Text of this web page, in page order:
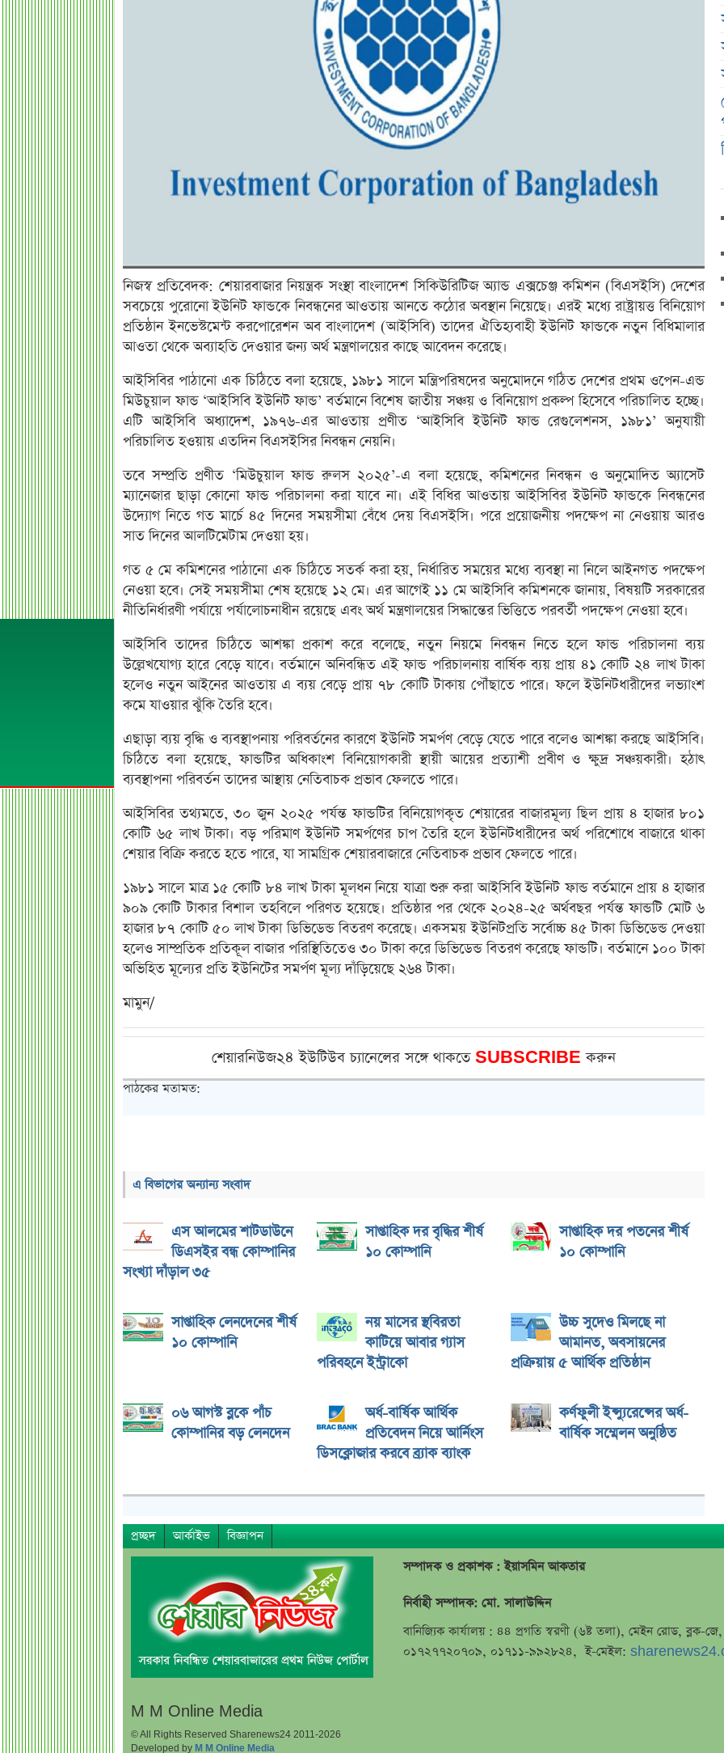
নিজস্ব প্রতিবেদক: শেয়ারবাজার নিয়ন্ত্রক সংস্থা বাংলাদেশ সিকিউরিটিজ অ্যান্ড এক্সচেঞ্জ কমিশন (বিএসইসি) দেশের
সবচেয়ে পুরোনো ইউনিট ফান্ডকে নিবন্ধনের আওতায় আনতে কঠোর অবস্থান নিয়েছে। এরই মধ্যে রাষ্ট্রায়ত্ত বিনিয়োগ
প্রতিষ্ঠান ইনভেস্টমেন্ট করপোরেশন অব বাংলাদেশ (আইসিবি) তাদের ঐতিহ্যবাহী ইউনিট ফান্ডকে নতুন বিধিমালার
আওতা থেকে অব্যাহতি দেওয়ার জন্য অর্থ মন্ত্রণালয়ের কাছে আবেদন করেছে।
আইসিবির পাঠানো এক চিঠিতে বলা হয়েছে, ১৯৮১ সালে মন্ত্রিপরিষদের অনুমোদনে গঠিত দেশের প্রথম ওপেন-এন্ড
মিউচুয়াল ফান্ড ‘আইসিবি ইউনিট ফান্ড’ বর্তমানে বিশেষ জাতীয় সঞ্চয় ও বিনিয়োগ প্রকল্প হিসেবে পরিচালিত হচ্ছে।
এটি আইসিবি অধ্যাদেশ, ১৯৭৬-এর আওতায় প্রণীত ‘আইসিবি ইউনিট ফান্ড রেগুলেশনস, ১৯৮১’ অনুযায়ী
পরিচালিত হওয়ায় এতদিন বিএসইসির নিবন্ধন নেয়নি।
তবে সম্প্রতি প্রণীত ‘মিউচুয়াল ফান্ড রুলস ২০২৫’-এ বলা হয়েছে, কমিশনের নিবন্ধন ও অনুমোদিত অ্যাসেট
ম্যানেজার ছাড়া কোনো ফান্ড পরিচালনা করা যাবে না। এই বিধির আওতায় আইসিবির ইউনিট ফান্ডকে নিবন্ধনের
উদ্যোগ নিতে গত মার্চে ৪৫ দিনের সময়সীমা বেঁধে দেয় বিএসইসি। পরে প্রয়োজনীয় পদক্ষেপ না নেওয়ায় আরও
সাত দিনের আলটিমেটাম দেওয়া হয়।
গত ৫ মে কমিশনের পাঠানো এক চিঠিতে সতর্ক করা হয়, নির্ধারিত সময়ের মধ্যে ব্যবস্থা না নিলে আইনগত পদক্ষেপ
নেওয়া হবে। সেই সময়সীমা শেষ হয়েছে ১২ মে। এর আগেই ১১ মে আইসিবি কমিশনকে জানায়, বিষয়টি সরকারের
নীতিনির্ধারণী পর্যায়ে পর্যালোচনাধীন রয়েছে এবং অর্থ মন্ত্রণালয়ের সিদ্ধান্তের ভিত্তিতে পরবর্তী পদক্ষেপ নেওয়া হবে।
আইসিবি তাদের চিঠিতে আশঙ্কা প্রকাশ করে বলেছে, নতুন নিয়মে নিবন্ধন নিতে হলে ফান্ড পরিচালনা ব্যয়
উল্লেখযোগ্য হারে বেড়ে যাবে। বর্তমানে অনিবন্ধিত এই ফান্ড পরিচালনায় বার্ষিক ব্যয় প্রায় ৪১ কোটি ২৪ লাখ টাকা
হলেও নতুন আইনের আওতায় এ ব্যয় বেড়ে প্রায় ৭৮ কোটি টাকায় পৌঁছাতে পারে। ফলে ইউনিটধারীদের লভ্যাংশ
কমে যাওয়ার ঝুঁকি তৈরি হবে।
এছাড়া ব্যয় বৃদ্ধি ও ব্যবস্থাপনায় পরিবর্তনের কারণে ইউনিট সমর্পণ বেড়ে যেতে পারে বলেও আশঙ্কা করছে আইসিবি।
চিঠিতে বলা হয়েছে, ফান্ডটির অধিকাংশ বিনিয়োগকারী স্থায়ী আয়ের প্রত্যাশী প্রবীণ ও ক্ষুদ্র সঞ্চয়কারী। হঠাৎ
ব্যবস্থাপনা পরিবর্তন তাদের আস্থায় নেতিবাচক প্রভাব ফেলতে পারে।
আইসিবির তথ্যমতে, ৩০ জুন ২০২৫ পর্যন্ত ফান্ডটির বিনিয়োগকৃত শেয়ারের বাজারমূল্য ছিল প্রায় ৪ হাজার ৮০১
কোটি ৬৫ লাখ টাকা। বড় পরিমাণ ইউনিট সমর্পণের চাপ তৈরি হলে ইউনিটধারীদের অর্থ পরিশোধে বাজারে থাকা
শেয়ার বিক্রি করতে হতে পারে, যা সামগ্রিক শেয়ারবাজারে নেতিবাচক প্রভাব ফেলতে পারে।
১৯৮১ সালে মাত্র ১৫ কোটি ৮৪ লাখ টাকা মূলধন নিয়ে যাত্রা শুরু করা আইসিবি ইউনিট ফান্ড বর্তমানে প্রায় ৪ হাজার
৯০৯ কোটি টাকার বিশাল তহবিলে পরিণত হয়েছে। প্রতিষ্ঠার পর থেকে ২০২৪-২৫ অর্থবছর পর্যন্ত ফান্ডটি মোট ৬
হাজার ৮৭ কোটি ৫০ লাখ টাকা ডিভিডেন্ড বিতরণ করেছে। একসময় ইউনিটপ্রতি সর্বোচ্চ ৪৫ টাকা ডিভিডেন্ড দেওয়া
হলেও সাম্প্রতিক প্রতিকূল বাজার পরিস্থিতিতেও ৩০ টাকা করে ডিভিডেন্ড বিতরণ করেছে ফান্ডটি। বর্তমানে ১০০ টাকা
অভিহিত মূল্যের প্রতি ইউনিটের সমর্পণ মূল্য দাঁড়িয়েছে ২৬৪ টাকা।
মামুন/
শেয়ারনিউজ২৪ ইউটিউব চ্যানেলের সঙ্গে থাকতে SUBSCRIBEকরুন
পাঠকের মতামত:
এ বিভাগের অন্যান্য সংবাদ
এস আলমের শাটডাউনে
ডিএসইর বন্ধ কোম্পানির
সংখ্যা দাঁড়াল ৩৫
সাপ্তাহিক দর বৃদ্ধির শীর্ষ
১০ কোম্পানি
সাপ্তাহিক দর পতনের শীর্ষ
১০ কোম্পানি
সাপ্তাহিক লেনদেনের শীর্ষ
১০ কোম্পানি
নয় মাসের স্থবিরতা
কাটিয়ে আবার গ্যাস
পরিবহনে ইন্ট্রাকো
উচ্চ সুদেও মিলছে না
আমানত, অবসায়নের
প্রক্রিয়ায় ৫ আর্থিক প্রতিষ্ঠান
০৬ আগস্ট ব্লকে পাঁচ
কোম্পানির বড় লেনদেন
অর্ধ-বার্ষিক আর্থিক
প্রতিবেদন নিয়ে আর্নিংস
ডিসক্লোজার করবে ব্র্যাক ব্যাংক
কর্ণফুলী ইন্স্যুরেন্সের অর্ধ-
বার্ষিক সম্মেলন অনুষ্ঠিত
প্রচ্ছদ আর্কাইভ বিজ্ঞাপন
M M Online Media
© All Rights Reserved Sharenews24 2011-2026
Developed by M M Online Media
সম্পাদক ও প্রকাশক : ইয়াসমিন আকতার
নির্বাহী সম্পাদক: মো. সালাউদ্দিন
বানিজ্যিক কার্যালয় : ৪৪ প্রগতি স্বরণী (৬ষ্ট তলা), মেইন রোড, ব্লক-
০১৭২৭৭২০৭০৯, ০১৭১১-৯৯২৮২৪, ই-মেইল: